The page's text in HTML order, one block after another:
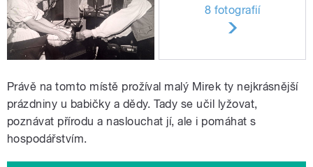
8 fotografií
Právě na tomto místě prožíval malý Mirek ty nejkrásnější
prázdniny u babičky a dědy. Tady se učil lyžovat,
poznávat přírodu a naslouchat jí, ale i pomáhat s
hospodářstvím.